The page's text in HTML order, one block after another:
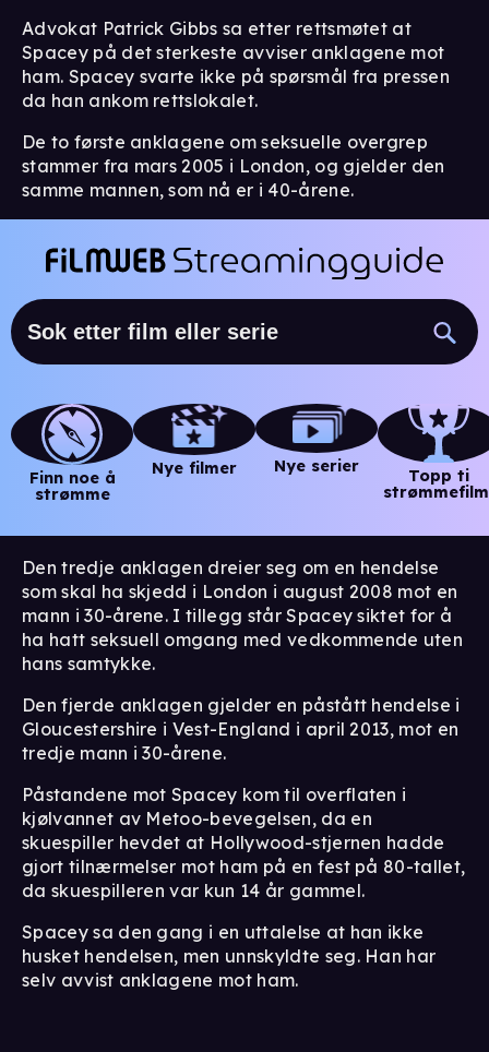
Advokat Patrick Gibbs sa etter rettsmøtet at
Spacey på det sterkeste avviser anklagene mot
ham. Spacey svarte ikke på spørsmål fra pressen
da han ankom rettslokalet.
De to første anklagene om seksuelle overgrep
stammer fra mars 2005 i London, og gjelder den
samme mannen, som nå er i 40-årene.
Finn noe å
strømme
Nye filmer Nye serier
Topp ti
Den tredje anklagen dreier seg om en hendelse
som skal ha skjedd i London i august 2008 mot en
mann i 30-årene. I tillegg står Spacey siktet for å
ha hatt seksuell omgang med vedkommende uten
hans samtykke.
Den fjerde anklagen gjelder en påstått hendelse i
Gloucestershire i Vest-England i april 2013, mot en
tredje mann i 30-årene.
Påstandene mot Spacey kom til overflaten i
kjølvannet av Metoo-bevegelsen, da en
skuespiller hevdet at Hollywood-stjernen hadde
gjort tilnærmelser mot ham på en fest på 80-tallet,
da skuespilleren var kun 14 år gammel.
Spacey sa den gang i en uttalelse at han ikke
husket hendelsen, men unnskyldte seg. Han har
selv avvist anklagene mot ham.